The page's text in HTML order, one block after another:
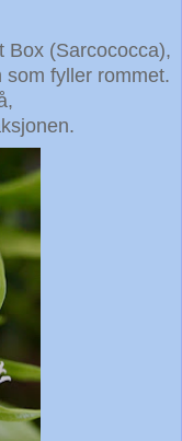
Box (Sarcococca),
fyller rommet.